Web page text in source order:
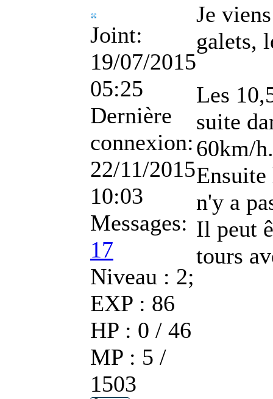
Joint:
19/07/2015
05:25
Dernière
connexion:
22/11/2015
10:03
Messages:
17
Niveau : 2;
EXP : 86
HP : 0 / 46
MP : 5 /
1503
Je
galets,
Les
suite
60km/h.
n'y a
Il peut
tours